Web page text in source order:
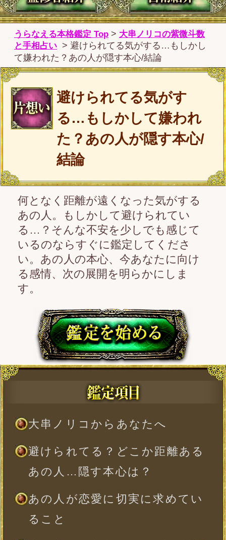
る…もしかして嫌われ
た？あの人が隠す本心/
結論
何となく距離が遠くなった気がする
あの人。もしかして避けられてい
る…？そんな不安を少しでも感じて
いるのならすぐに鑑定してくださ
い。あの人の本心、今あなたに向け
る感情、次の展開を明らかにしま
す。
大串ノリコからあなたへ
避けられてる？どこか距離ある
あの人…隠す本心は？
あの人が恋愛に切実に求めてい
ること
あの人は、あなたとはどんな関
係を望んでいる？
2人の距離を縮めるために、欠か
せない要素は何？
あの人は、どんな時に恋心を刺
あの人が、次にあなたに起こす
「行動」
最終的にあの人があなたとの関
係に下す結論
めに大切なこと